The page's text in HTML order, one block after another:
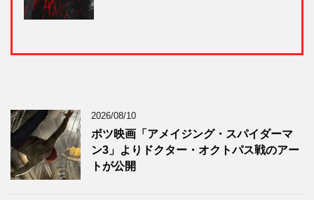
2026/08/10
ボツ映画「アメイジング・スパイダーマ
ン3」よりドクター・オクトパス戦のアー
トが公開